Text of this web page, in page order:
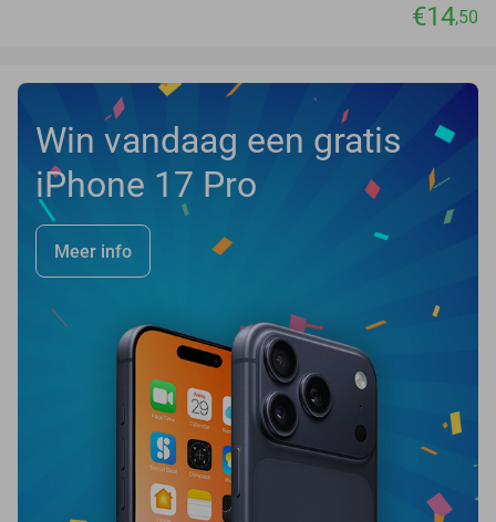
€14,50
Win vandaag een gratis
iPhone 17 Pro
Meer info